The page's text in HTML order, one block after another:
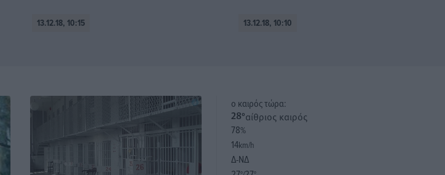
13.12.18, 10:15 13.12.18, 10:10
o καιρός τώρα:
28°αίθριος καιρός
78%
14km/h
Δ-ΝΔ